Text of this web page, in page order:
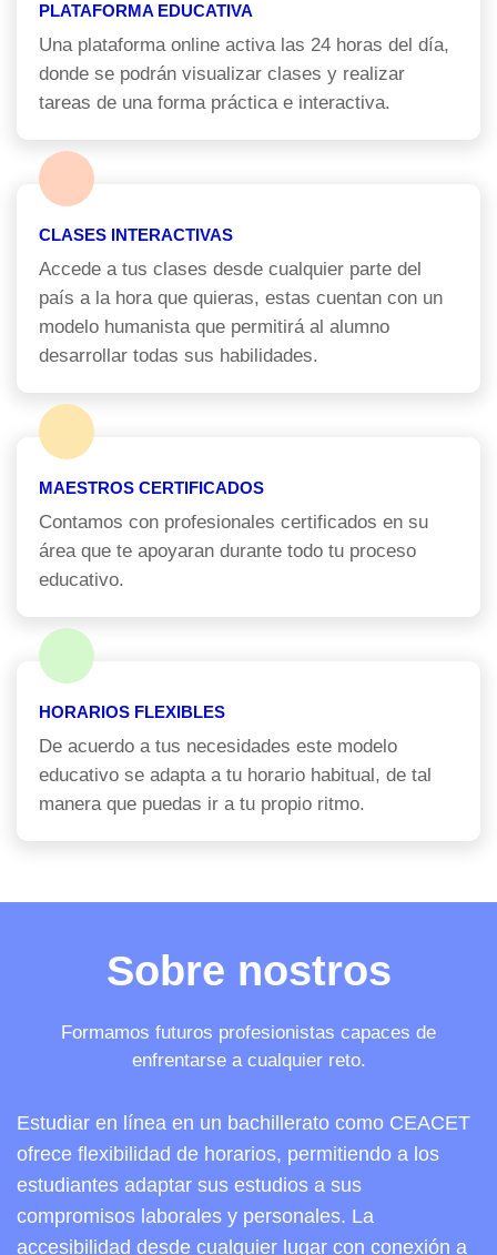
PLATAFORMA EDUCATIVA
Una plataforma online activa las 24 horas del día,
donde se podrán visualizar clases y realizar
tareas de una forma práctica e interactiva.
CLASES INTERACTIVAS
Accede a tus clases desde cualquier parte del
país a la hora que quieras, estas cuentan con un
modelo humanista que permitirá al alumno
desarrollar todas sus habilidades.
MAESTROS CERTIFICADOS
Contamos con profesionales certificados en su
área que te apoyaran durante todo tu proceso
educativo.
HORARIOS FLEXIBLES
De acuerdo a tus necesidades este modelo
educativo se adapta a tu horario habitual, de tal
manera que puedas ir a tu propio ritmo.
Sobre nostros
Formamos futuros profesionistas capaces de
enfrentarse a cualquier reto.
Estudiar en línea en un bachillerato como CEACET
ofrece flexibilidad de horarios, permitiendo a los
estudiantes adaptar sus estudios a sus
compromisos laborales y personales. La
accesibilidad desde cualquier lugar con conexión a